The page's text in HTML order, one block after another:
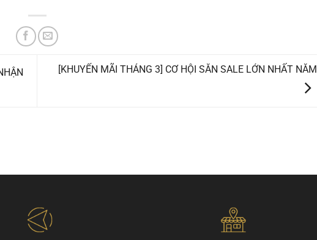
[KHUYẾN MÃI THÁNG 3] CƠ HỘI SĂN SALE LỚN NHẤT NĂM